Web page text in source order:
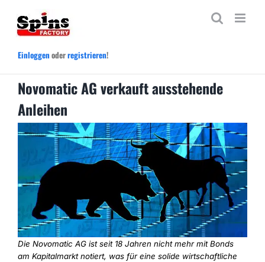
Inhalt
springen
Einloggenoderregistrieren!
Novomatic AG verkauft ausstehende
Anleihen
Die Novomatic AG ist seit 18 Jahren nicht mehr mit Bonds
am Kapitalmarkt notiert, was für eine solide wirtschaftliche